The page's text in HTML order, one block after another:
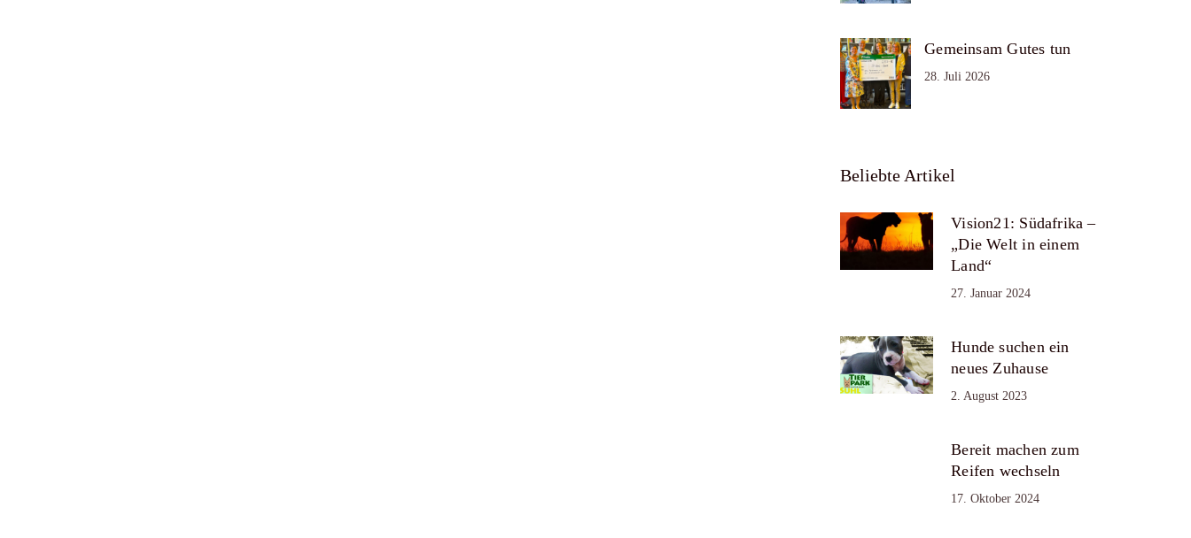
Gemeinsam Gutes tun
28. Juli 2026
Beliebte Artikel
Vision21: Südafrika –
„Die Welt in einem
Land“
27. Januar 2024
Hunde suchen ein
neues Zuhause
2. August 2023
Bereit machen zum
Reifen wechseln
17. Oktober 2024